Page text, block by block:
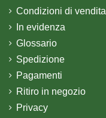
Condizioni di vendita
In evidenza
Glossario
Spedizione
Pagamenti
Ritiro in negozio
Privacy